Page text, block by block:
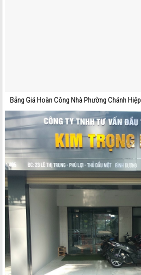
Bảng Giá Hoàn Công Nhà Phường Chánh Hiệp